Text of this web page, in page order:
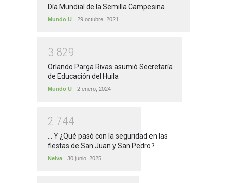
Día Mundial de la Semilla Campesina
Mundo U 29 octubre, 2021
3 829
Orlando Parga Rivas asumió Secretaría
de Educación del Huila
Mundo U 2 enero, 2024
2 744
... Y ¿Qué pasó con la seguridad en las
fiestas de San Juan y San Pedro?
Neiva 30 junio, 2025